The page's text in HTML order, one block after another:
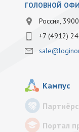
ГОЛОВНОЙ
Россия,
+7 (4912)
Кампус
Портал